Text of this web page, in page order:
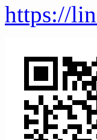
https://